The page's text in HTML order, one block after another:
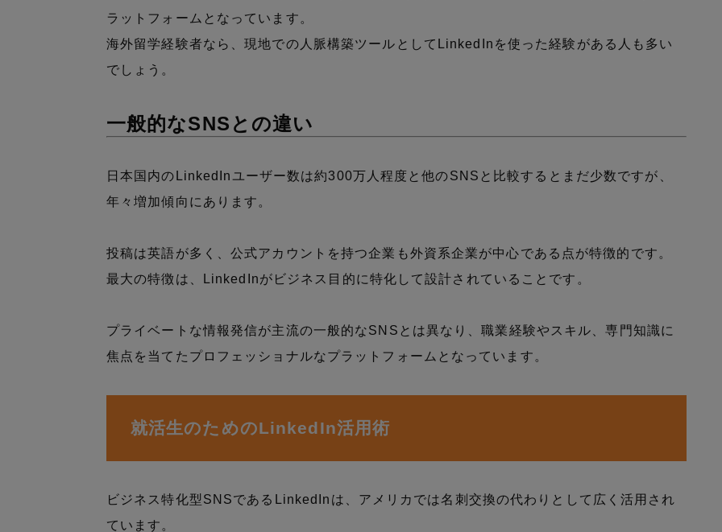
ラットフォームとなっています。
海外留学経験者なら、現地での人脈構築ツールとしてLinkedInを使った経験がある人も多い
でしょう。
一般的なSNSとの違い
日本国内のLinkedInユーザー数は約300万人程度と他のSNSと比較するとまだ少数ですが、
年々増加傾向にあります。
投稿は英語が多く、公式アカウントを持つ企業も外資系企業が中心である点が特徴的です。
最大の特徴は、LinkedInがビジネス目的に特化して設計されていることです。
プライベートな情報発信が主流の一般的なSNSとは異なり、職業経験やスキル、専門知識に
焦点を当てたプロフェッショナルなプラットフォームとなっています。
就活生のためのLinkedIn活用術
ビジネス特化型SNSであるLinkedInは、アメリカでは名刺交換の代わりとして広く活用され
ています。